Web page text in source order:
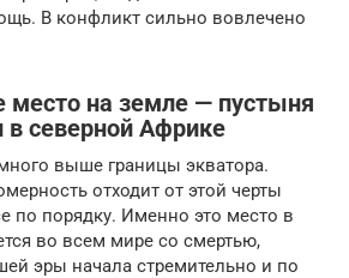
В конфликт сильно вовлечено
место на земле — пустыня
в северной Африке
выше границы экватора.
отходит от этой черты
по порядку. Именно это место в
во всем мире со смертью,
эры начала стремительно и по